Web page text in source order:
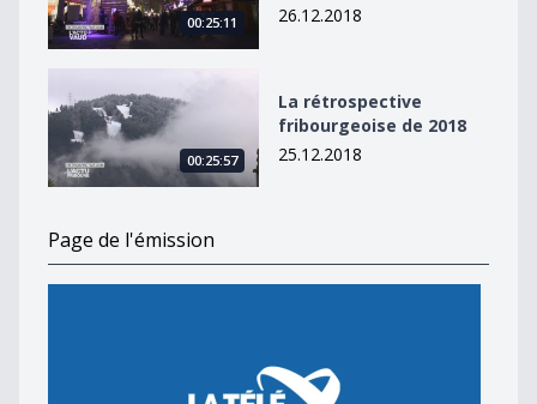
00:25:11
26.12.2018
00:25:57
La rétrospective
fribourgeoise de 2018
25.12.2018
Page de l'émission